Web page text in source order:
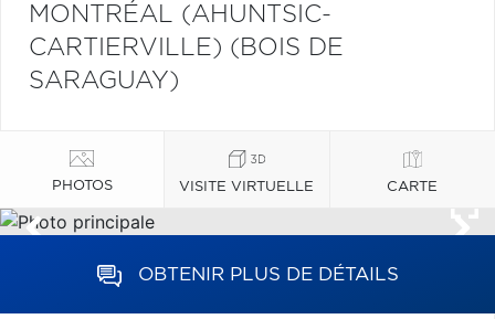
MONTRÉAL (AHUNTSIC-
CARTIERVILLE) (BOIS DE
SARAGUAY)
PHOTOS VISITE VIRTUELLE CARTE
OBTENIR PLUS DE DÉTAILS